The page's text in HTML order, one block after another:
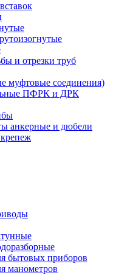
и отрезки труб
муфтовые соединения)
ПФРК и ДРК
анкерные и дюбели
бытовых приборов
манометров